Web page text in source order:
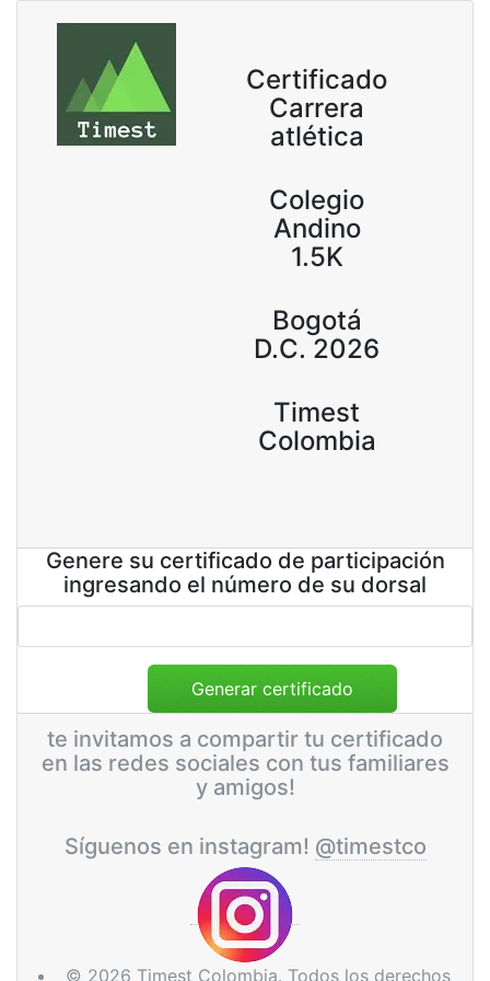
Certificado
Carrera
atlética
Colegio
Andino
1.5K
Bogotá
D.C. 2026
Timest
Colombia
Genere su certificado de participación
ingresando el número de su dorsal
te invitamos a compartir tu certificado
en las redes sociales con tus familiares
y amigos!
Síguenos en instagram! @timestco
© 2026 Timest Colombia. Todos los derechos